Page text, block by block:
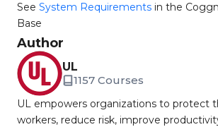
See System Requirements in the
Base
Author
UL
1157 Courses
UL empowers organizations to protect
workers, reduce risk, improve